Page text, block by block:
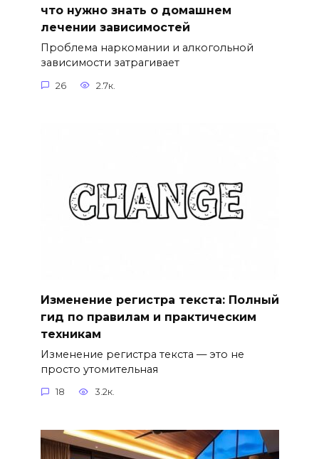
что нужно знать о домашнем
лечении зависимостей
Проблема наркомании и алкогольной
зависимости затрагивает
26 2.7к.
Изменение регистра текста: Полный
гид по правилам и практическим
техникам
Изменение регистра текста — это не
просто утомительная
18 3.2к.